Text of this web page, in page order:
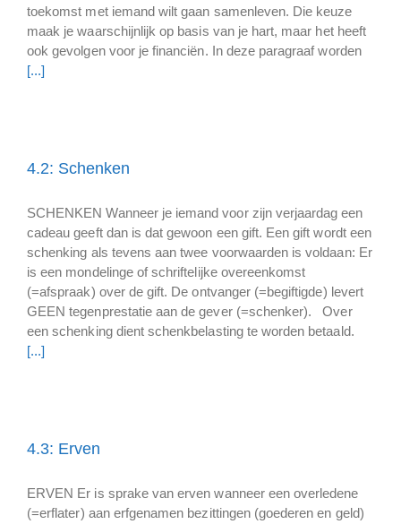
toekomst met iemand wilt gaan samenleven. Die keuze
maak je waarschijnlijk op basis van je hart, maar het heeft
ook gevolgen voor je financiën. In deze paragraaf worden
[...]
4.2: Schenken
SCHENKEN Wanneer je iemand voor zijn verjaardag een
cadeau geeft dan is dat gewoon een gift. Een gift wordt een
schenking als tevens aan twee voorwaarden is voldaan: Er
is een mondelinge of schriftelijke overeenkomst
(=afspraak) over de gift. De ontvanger (=begiftigde) levert
GEEN tegenprestatie aan de gever (=schenker). Over
een schenking dient schenkbelasting te worden betaald.
[...]
4.3: Erven
ERVEN Er is sprake van erven wanneer een overledene
(=erflater) aan erfgenamen bezittingen (goederen en geld)